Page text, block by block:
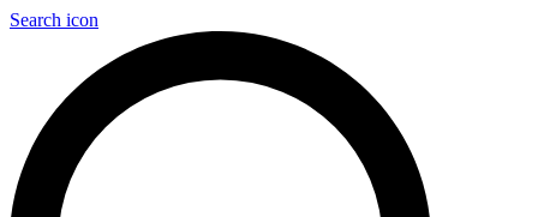
Search icon